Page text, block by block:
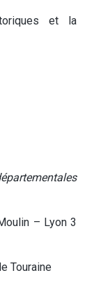
et la
– Lyon 3
Touraine